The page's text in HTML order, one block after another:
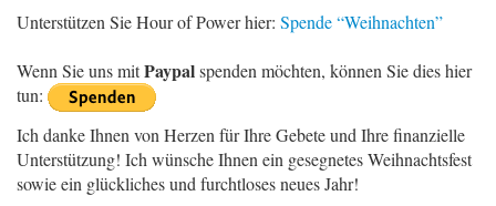
Unterstützen Sie Hour of Power hier: Spende “Weihnachten”
Wenn Sie uns mitPaypalspenden möchten, können Sie dies hier
tun:
Ich danke Ihnen von Herzen für Ihre Gebete und Ihre finanzielle
Unterstützung! Ich wünsche Ihnen ein gesegnetes Weihnachtsfest
sowie ein glückliches und furchtloses neues Jahr!